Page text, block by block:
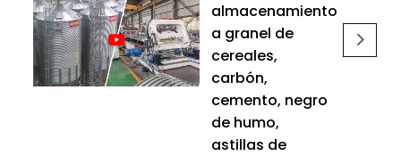
almacenamiento
a granel de
cereales,
carbón,
cemento, negro
de humo,
astillas de